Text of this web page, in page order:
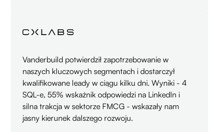
Vanderbuild potwierdził zapotrzebowanie w
naszych kluczowych segmentach i dostarczył
kwalifikowane leady w ciągu kilku dni. Wyniki - 4
SQL-e, 55% wskaźnik odpowiedzi na LinkedIn i
silna trakcja w sektorze FMCG - wskazały nam
jasny kierunek dalszego rozwoju.